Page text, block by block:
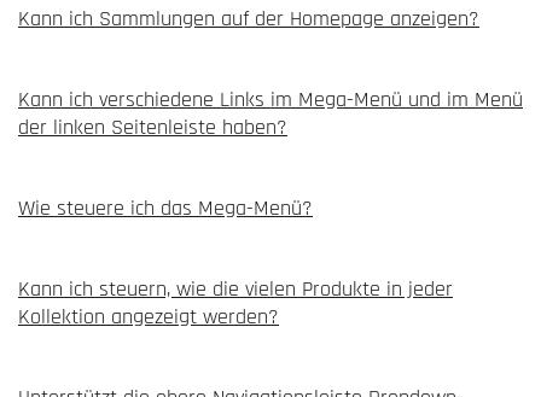
Kann ich Sammlungen auf der Homepage anzeigen?
Kann ich verschiedene Links im Mega-Menü und im Menü
der linken Seitenleiste haben?
Wie steuere ich das Mega-Menü?
Kann ich steuern, wie die vielen Produkte in jeder
Kollektion angezeigt werden?